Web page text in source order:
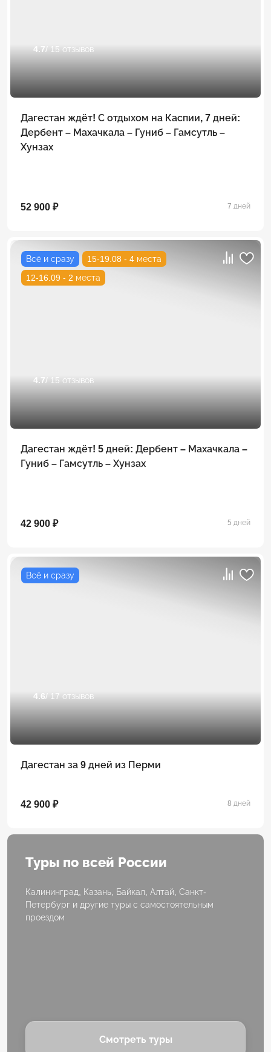
4.7/ 15 отзывов
Дагестан ждёт! С отдыхом на Каспии, 7 дней:
Дербент – Махачкала – Гуниб – Гамсутль –
Хунзах
52 900 ₽ 7 дней
Всё и сразу
15-19.08 - 4 места
12-16.09 - 2 места
4.7/ 15 отзывов
Дагестан ждёт! 5 дней: Дербент – Махачкала –
Гуниб – Гамсутль – Хунзах
42 900 ₽ 5 дней
Всё и сразу
4.6/ 17 отзывов
Дагестан за 9 дней из Перми
42 900 ₽ 8 дней
Туры по всей России
Калининград, Казань, Байкал, Алтай, Санкт-
Петербург и другие туры с самостоятельным
проездом
Смотреть туры